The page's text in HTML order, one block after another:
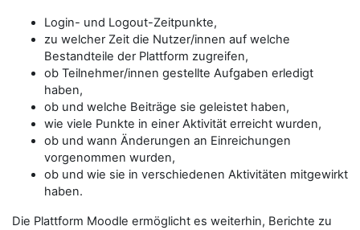
Login- und Logout-Zeitpunkte,
zu welcher Zeit die Nutzer/innen auf welche
Bestandteile der Plattform zugreifen,
ob Teilnehmer/innen gestellte Aufgaben erledigt
haben,
ob und welche Beiträge sie geleistet haben,
wie viele Punkte in einer Aktivität erreicht wurden,
ob und wann Änderungen an Einreichungen
vorgenommen wurden,
ob und wie sie in verschiedenen Aktivitäten mitgewirkt
haben.
Die Plattform Moodle ermöglicht es weiterhin, Berichte zu